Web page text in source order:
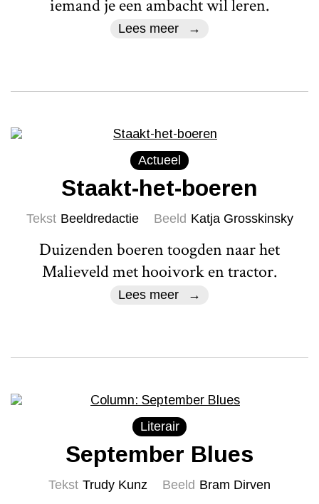
iemand je een ambacht wil leren.
Lees meer
Actueel
Staakt-het-boeren
Tekst Beeldredactie Beeld Katja Grosskinsky
Duizenden boeren toogden naar het
Malieveld met hooivork en tractor.
Lees meer
Literair
September Blues
Tekst Trudy Kunz Beeld Bram Dirven